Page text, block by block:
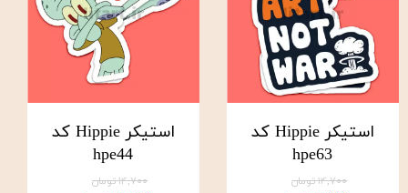
استیکر Hippie کد
hpe63
۱۴,۷۰۰ تومان
استیکر Hippie کد
hpe44
۱۴,۷۰۰ تومان